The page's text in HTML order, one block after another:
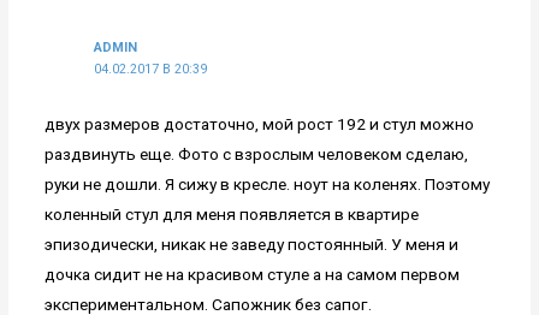
ADMIN
04.02.2017 В 20:39
двух размеров достаточно, мой рост 192 и стул можно
раздвинуть еще. Фото с взрослым человеком сделаю,
руки не дошли. Я сижу в кресле. ноут на коленях. Поэтому
коленный стул для меня появляется в квартире
эпизодически, никак не заведу постоянный. У меня и
дочка сидит не на красивом стуле а на самом первом
экспериментальном. Сапожник без сапог.